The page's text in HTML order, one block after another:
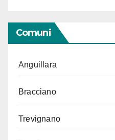
Comuni
Anguillara
Bracciano
Trevignano